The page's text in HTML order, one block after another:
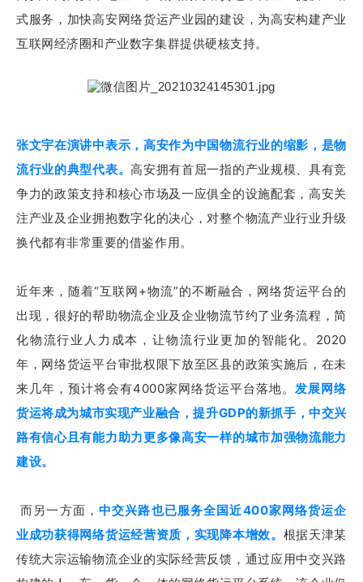
式服务，加快高安网络货运产业园的建设，为高安构建产业
互联网经济圈和产业数字集群提供硬核支持。
张文宇在演讲中表示，高安作为中国物流行业的缩影，是物
流行业的典型代表。高安拥有首屈一指的产业规模、具有竞
争力的政策支持和核心市场及一应俱全的设施配套，高安关
注产业及企业拥抱数字化的决心，对整个物流产业行业升级
换代都有非常重要的借鉴作用。
近年来，随着“互联网+物流”的不断融合，网络货运平台的
出现，很好的帮助物流企业及企业物流节约了业务流程，简
化物流行业人力成本，让物流行业更加的智能化。2020
年，网络货运平台审批权限下放至区县的政策实施后，在未
来几年，预计将会有4000家网络货运平台落地。发展网络
货运将成为城市实现产业融合，提升GDP的新抓手，中交兴
路有信心且有能力助力更多像高安一样的城市加强物流能力
建设。
而另一方面， 中交兴路也已服务全国近400家网络货运企
业成功获得网络货运经营资质，实现降本增效。 根据天津某
传统大宗运输物流企业的实际经营反馈，通过应用中交兴路